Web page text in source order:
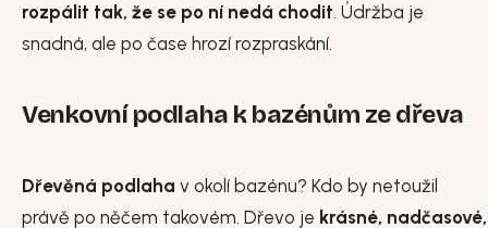
rozpálit tak, že se po ní nedá chodit. Údržba je
snadná, ale po čase hrozí rozpraskání.
Venkovní podlaha k bazénům ze dřeva
Dřevěná podlaha v okolí bazénu? Kdo by netoužil
právě po něčem takovém. Dřevo je krásné, nadčasové,